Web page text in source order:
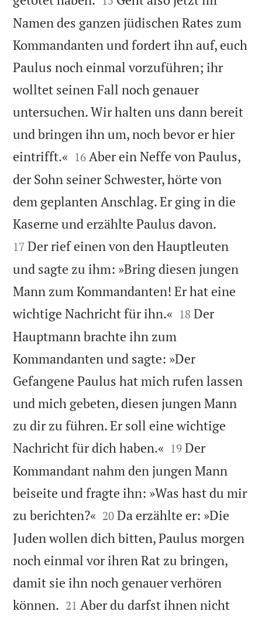
Namen des ganzen jüdischen Rates zum
Kommandanten und fordert ihn auf, euch
Paulus noch einmal vorzuführen; ihr
wolltet seinen Fall noch genauer
untersuchen. Wir halten uns dann bereit
und bringen ihn um, noch bevor er hier
eintrifft.« 

16 Aber ein Neffe von Paulus,
der Sohn seiner Schwester, hörte von
dem geplanten Anschlag. Er ging in die
Kaserne und erzählte Paulus davon.
17 Der rief einen von den Hauptleuten
und sagte zu ihm: »Bring diesen jungen
Mann zum Kommandanten! Er hat eine
wichtige Nachricht für ihn.« 

18 Der
Hauptmann brachte ihn zum
Kommandanten und sagte: »Der
Gefangene Paulus hat mich rufen lassen
und mich gebeten, diesen jungen Mann
zu dir zu führen. Er soll eine wichtige
Nachricht für dich haben.« 

19 Der
Kommandant nahm den jungen Mann
beiseite und fragte ihn: »Was hast du mir
zu berichten?« 

20 Da erzählte er: »Die
Juden wollen dich bitten, Paulus morgen
noch einmal vor ihren Rat zu bringen,
damit sie ihn noch genauer verhören
können. 

21 Aber du darfst ihnen nicht